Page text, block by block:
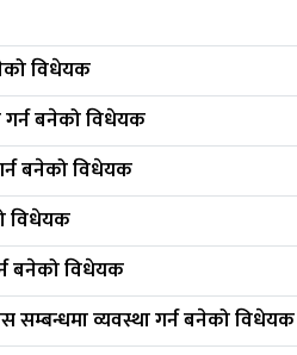
विधेयक
गर्न बनेको विधेयक
बनेको विधेयक
विधेयक
बनेको विधेयक
सम्बन्धमा व्यवस्था गर्न बनेको विधेयक